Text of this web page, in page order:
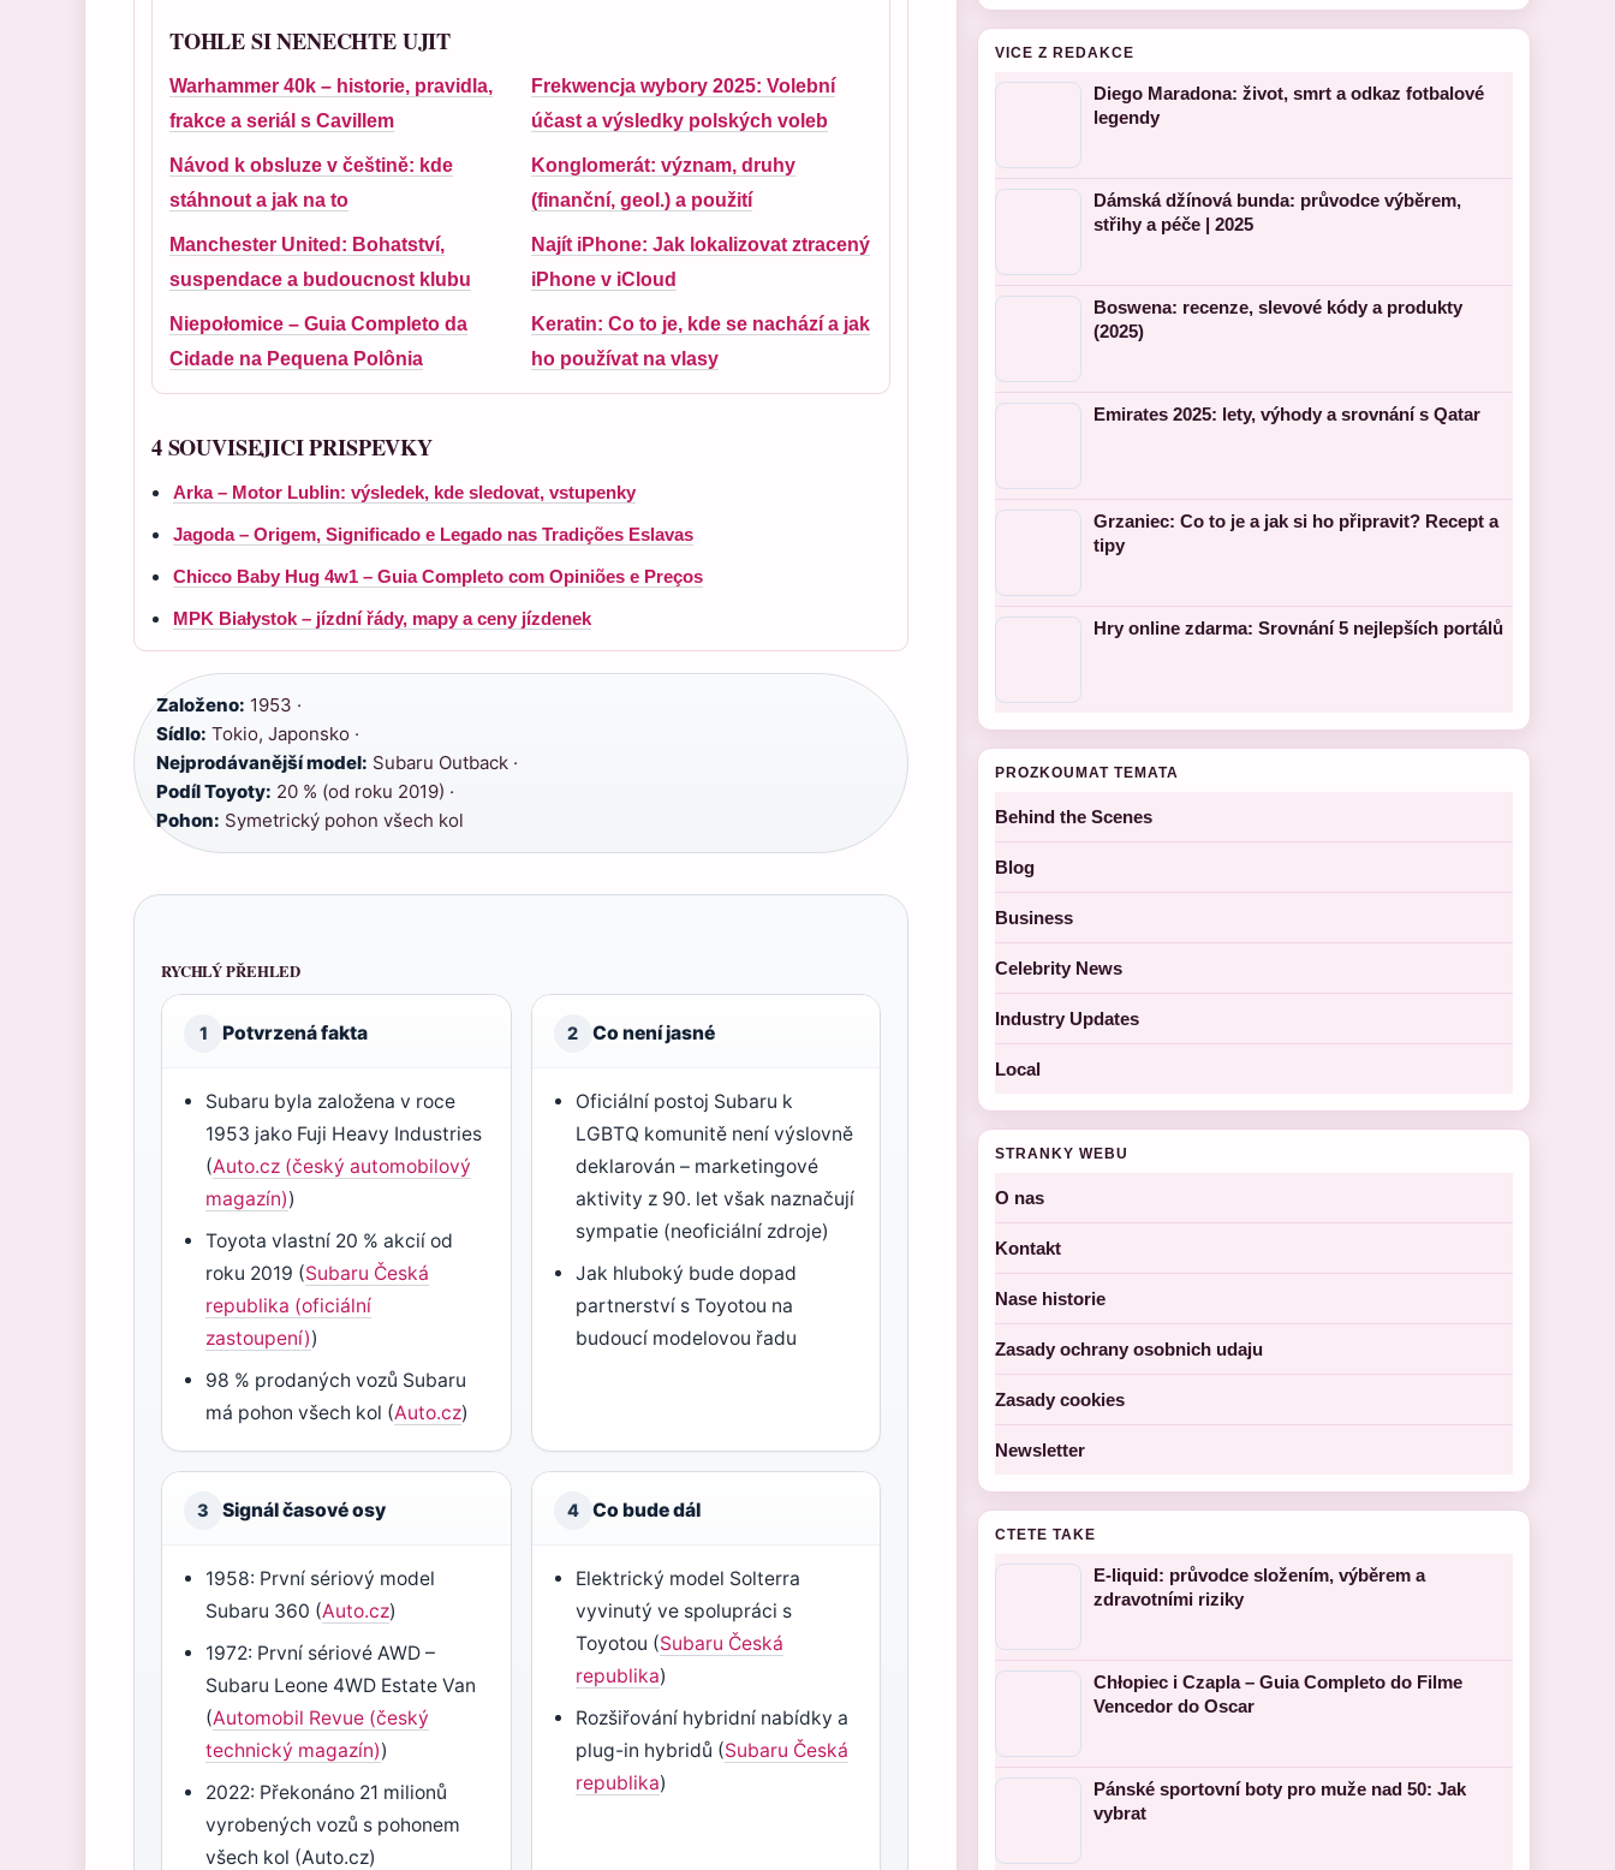
TOHLE SI NENECHTE UJIT
Warhammer 40k – historie, pravidla,
frakce a seriál s Cavillem
Frekwencja wybory 2025: Volební
účast a výsledky polských voleb
Návod k obsluze v češtině: kde
stáhnout a jak na to
Konglomerát: význаm, druhy
(finanční, geol.) a použití
Manchester United: Bohatství,
suspendace a budoucnost klubu
Najít iPhone: Jak lokalizovat ztracený
iPhone v iCloud
Niepołomice – Guia Completo da
Cidade na Pequena Polônia
Keratin: Co to je, kde se nachází a jak
ho používat na vlasy
4 SOUVISEJICI PRISPEVKY
Arka – Motor Lublin: výsledek, kde sledovat, vstupenky
Jagoda – Origem, Significado e Legado nas Tradições Eslavas
Chicco Baby Hug 4w1 – Guia Completo com Opiniões e Preços
MPK Białystok – jízdní řády, mapy a ceny jízdenek
Založeno: 1953 ·
Sídlo: Tokio, Japonsko ·
Nejprodávanější model: Subaru Outback ·
Podíl Toyoty: 20 % (od roku 2019) ·
Pohon: Symetrický pohon všech kol
RYCHLÝ PŘEHLED
1 Potvrzená fakta
Subaru byla založena v roce
1953 jako Fuji Heavy Industries
(Auto.cz (český automobilový
magazín))
Toyota vlastní 20 % akcií od
roku 2019 (Subaru Česká
republika (oficiální
zastoupení))
98 % prodaných vozů Subaru
má pohon všech kol (Auto.cz)
2 Co není jasné
Oficiální postoj Subaru k
LGBTQ komunitě není výslovně
deklarován – marketingové
aktivity z 90. let však naznačují
sympatie (neoficiální zdroje)
Jak hluboký bude dopad
partnerství s Toyotou na
budoucí modelovou řadu
3 Signál časové osy
1958: První sériový model
Subaru 360 (Auto.cz)
1972: První sériové AWD –
Subaru Leone 4WD Estate Van
(Automobil Revue (český
technický magazín))
2022: Překonáno 21 milionů
vyrobených vozů s pohonem
všech kol (Auto.cz)
4 Co bude dál
Elektrický model Solterra
vyvinutý ve spolupráci s
Toyotou (Subaru Česká
republika)
Rozšiřování hybridní nabídky a
plug-in hybridů (Subaru Česká
republika)
VICE Z REDAKCE
Diego Maradona: život, smrt a odkaz fotbalové
legendy
Dámská džínová bunda: průvodce výběrem,
střihy a péče | 2025
Boswena: recenze, slevové kódy a produkty
(2025)
Emirates 2025: lety, výhody a srovnání s Qatar
Grzaniec: Co to je a jak si ho připravit? Recept a
tipy
Hry online zdarma: Srovnání 5 nejlepších portálů
PROZKOUMAT TEMATA
Behind the Scenes
Blog
Business
Celebrity News
Industry Updates
Local
STRANKY WEBU
O nas
Kontakt
Nase historie
Zasady ochrany osobnich udaju
Zasady cookies
Newsletter
CTETE TAKE
E-liquid: průvodce složením, výběrem a
zdravotními riziky
Chłopiec i Czapla – Guia Completo do Filme
Vencedor do Oscar
Pánské sportovní boty pro muže nad 50: Jak
vybrat